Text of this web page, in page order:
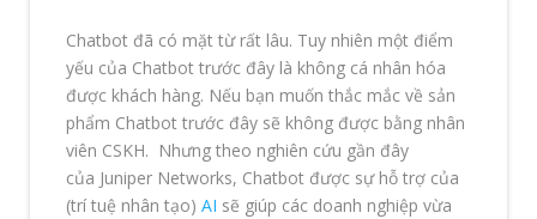
Chatbot đã có mặt từ rất lâu. Tuy nhiên một điểm
yếu của Chatbot trước đây là không cá nhân hóa
được khách hàng. Nếu bạn muốn thắc mắc về sản
phẩm Chatbot trước đây sẽ không được bằng nhân
viên CSKH. Nhưng theo nghiên cứu gần đây
của Juniper Networks, Chatbot được sự hỗ trợ của
(trí tuệ nhân tạo) AI sẽ giúp các doanh nghiệp vừa